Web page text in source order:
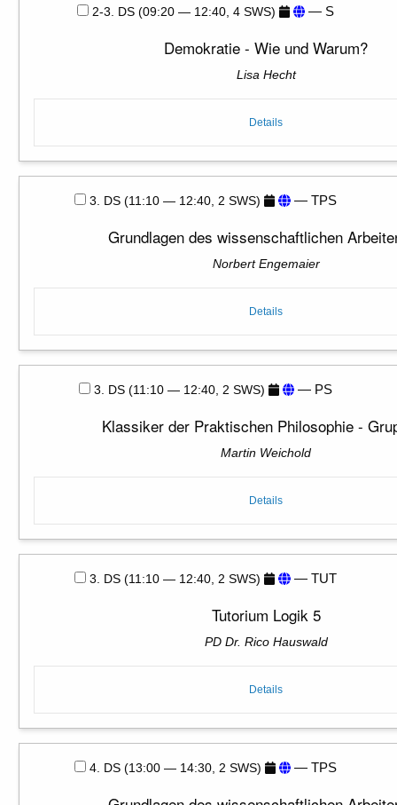
2-3. DS (09:20 — 12:40, 4 SWS) — S
Demokratie - Wie und Warum?
Lisa Hecht
Details
3. DS (11:10 — 12:40, 2 SWS) — TPS
Grundlagen des wissenschaftlichen
Norbert Engemaier
Details
3. DS (11:10 — 12:40, 2 SWS) — PS
Klassiker der Praktischen Philosophie -
Martin Weichold
Details
3. DS (11:10 — 12:40, 2 SWS) — TUT
Tutorium Logik 5
PD Dr. Rico Hauswald
Details
4. DS (13:00 — 14:30, 2 SWS) — TPS